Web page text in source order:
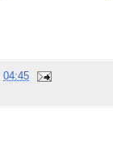
04:45